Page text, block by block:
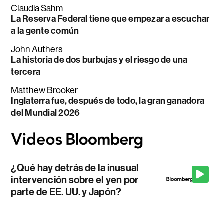
Claudia Sahm
La Reserva Federal tiene que empezar a escuchar
a la gente común
John Authers
La historia de dos burbujas y el riesgo de una
tercera
Matthew Brooker
Inglaterra fue, después de todo, la gran ganadora
del Mundial 2026
¿Qué hay detrás de la inusual
intervención sobre el yen por
parte de EE. UU. y Japón?